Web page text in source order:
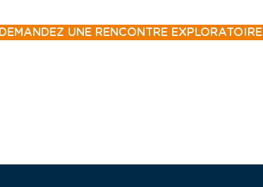
DEMANDEZ UNE RENCONTRE EXPLORATOIRE